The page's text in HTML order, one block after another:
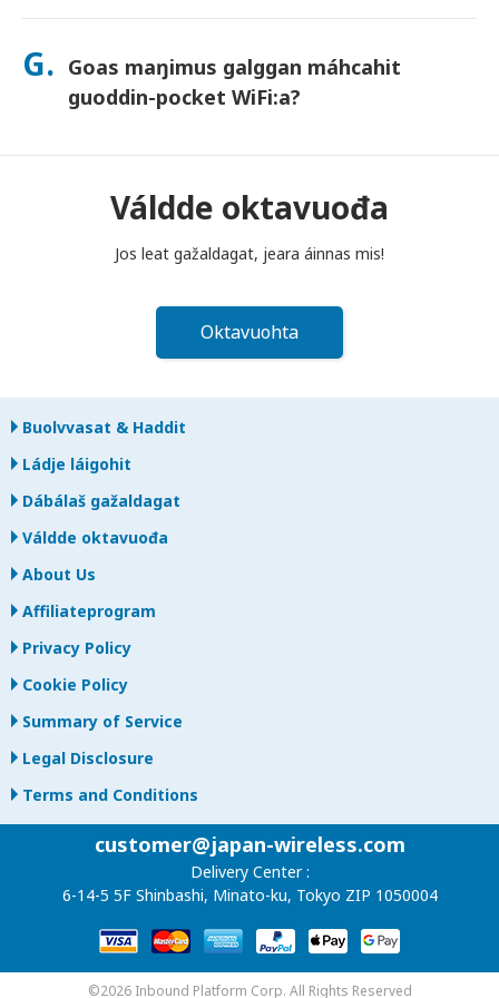
Sáhtát lasihit Goahccehusa go mávssát, mii buhtada jos
buhtadusmávssu. Juos juoga dáhpáhuvvá, váldde oktavuođa
dakkaviđe—mii veahkehit du bissut oktavuođas.
G. Goas maŋimus galggan máhcahit
guoddin-pocket WiFi:a?
maŋŋá. Jos máhcat maŋŋit, šattat máksit.
Váldde oktavuođa
Jos leat gažaldagat, jeara áinnas mis!
Oktavuohta
Buolvvasat & Haddit
Ládje láigohit
Dábálaš gažaldagat
Váldde oktavuođa
About Us
Affiliateprogram
Privacy Policy
Cookie Policy
Summary of Service
Legal Disclosure
Terms and Conditions
customer@japan-wireless.com
Delivery Center :
6-14-5 5F Shinbashi, Minato-ku, Tokyo ZIP 1050004
©2026 Inbound Platform Corp. All Rights Reserved